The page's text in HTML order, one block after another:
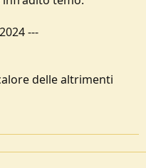
---
delle altrimenti